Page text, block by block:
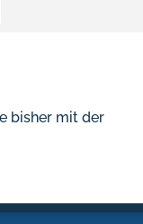
bisher mit der